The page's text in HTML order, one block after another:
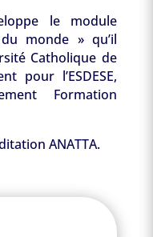
le module
monde » qu’il
Catholique de
pour l’ESDESE,
Formation
ANATTA.